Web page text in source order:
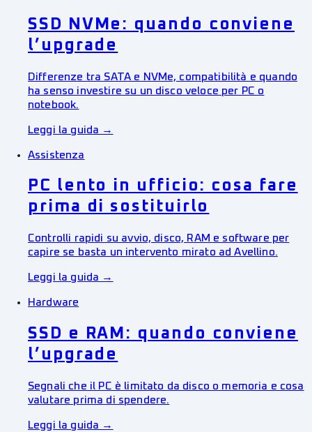
SSD NVMe: quando conviene
l’upgrade
Differenze tra SATA e NVMe, compatibilità e quando
ha senso investire su un disco veloce per PC o
notebook.
Leggi la guida →
Assistenza
PC lento in ufficio: cosa fare
prima di sostituirlo
Controlli rapidi su avvio, disco, RAM e software per
capire se basta un intervento mirato ad Avellino.
Leggi la guida →
Hardware
SSD e RAM: quando conviene
l’upgrade
Segnali che il PC è limitato da disco o memoria e cosa
valutare prima di spendere.
Leggi la guida →